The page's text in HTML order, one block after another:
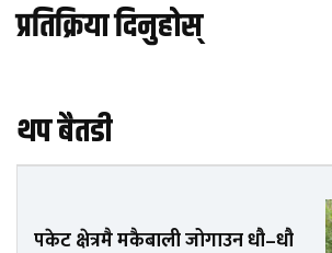
प्रतिक्रिया दिनुहोस्
थप बैतडी
पकेट क्षेत्रमै मकैबाली जोगाउन धौ–धौ